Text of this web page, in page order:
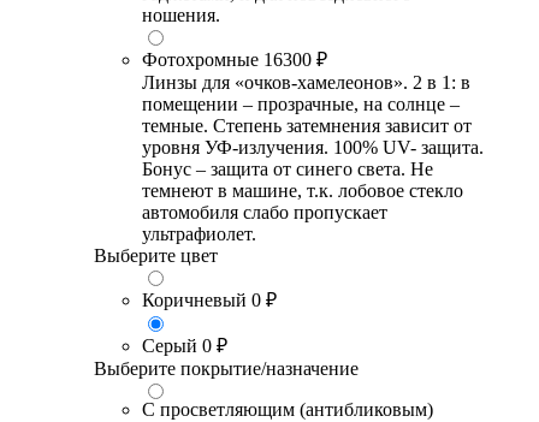
ношения.
Фотохромные 16300 ₽
Линзы для «очков-хамелеонов». 2 в 1: в
помещении – прозрачные, на солнце –
темные. Степень затемнения зависит от
уровня УФ-излучения. 100% UV- защита.
Бонус – защита от синего света. Не
темнеют в машине, т.к. лобовое стекло
автомобиля слабо пропускает
ультрафиолет.
Выберите цвет
Коричневый 0 ₽
Серый 0 ₽
Выберите покрытие/назначение
С просветляющим (антибликовым)